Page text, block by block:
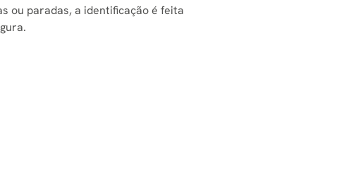
ou paradas, a identificação é feita